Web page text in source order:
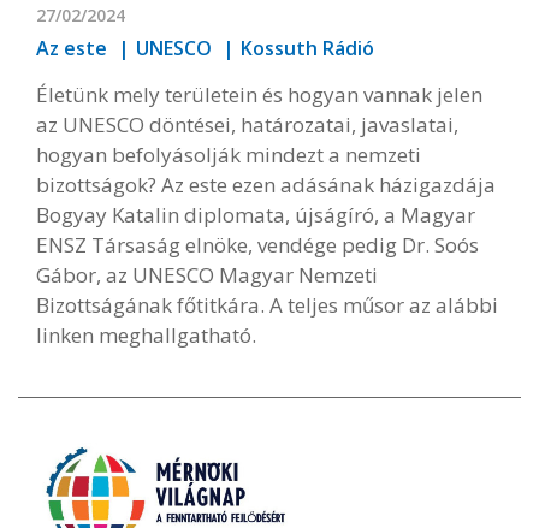
27/02/2024
Az este UNESCO Kossuth Rádió
Életünk mely területein és hogyan vannak jelen
az UNESCO döntései, határozatai, javaslatai,
hogyan befolyásolják mindezt a nemzeti
bizottságok? Az este ezen adásának házigazdája
Bogyay Katalin diplomata, újságíró, a Magyar
ENSZ Társaság elnöke, vendége pedig Dr. Soós
Gábor, az UNESCO Magyar Nemzeti
Bizottságának főtitkára. A teljes műsor az alábbi
linken meghallgatható.